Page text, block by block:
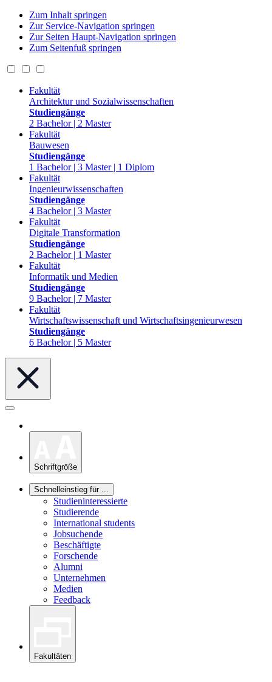
Zum Inhalt springen
Zur Service-Navigation springen
Zur Seiten Haupt-Navigation springen
Zum Seitenfuß springen
Fakultät
Architektur und Sozialwissenschaften
Studiengänge
2 Bachelor | 2 Master
Fakultät
Bauwesen
Studiengänge
1 Bachelor | 3 Master | 1 Diplom
Fakultät
Ingenieurwissenschaften
Studiengänge
4 Bachelor | 3 Master
Fakultät
Digitale Transformation
Studiengänge
2 Bachelor | 1 Master
Fakultät
Informatik und Medien
Studiengänge
9 Bachelor | 7 Master
Fakultät
Wirtschaftswissenschaft und Wirtschaftsingenieurwesen
Studiengänge
6 Bachelor | 5 Master
Schriftgröße
Schnelleinstieg für ...
Studieninteressierte
Studierende
International students
Jobsuchende
Beschäftigte
Forschende
Alumni
Unternehmen
Medien
Feedback
Fakultäten